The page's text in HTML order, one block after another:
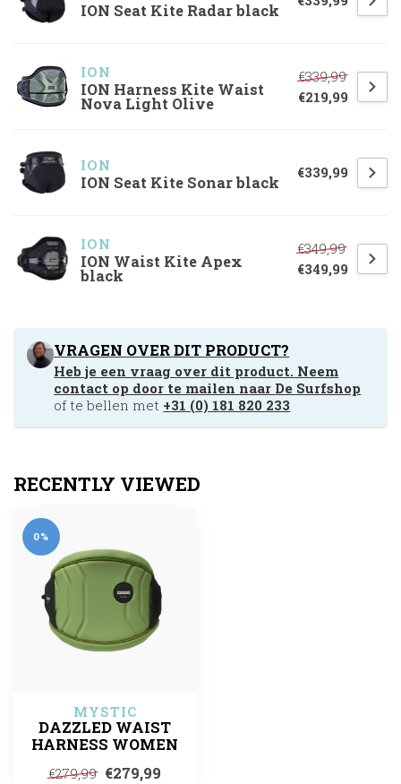
ION Seat Kite Radar black
ION
ION Harness Kite Waist
Nova Light Olive
€339,99
€219,99
ION
ION Seat Kite Sonar black
€339,99
ION
ION Waist Kite Apex
black
€349,99
€349,99
VRAGEN OVER DIT PRODUCT?
Heb je een vraag over dit product. Neem
contact op door te mailen naar De Surfshop
of te bellen met +31 (0) 181 820 233
RECENTLY VIEWED
0%
MYSTIC
DAZZLED WAIST
HARNESS WOMEN
€279,99 €279,99